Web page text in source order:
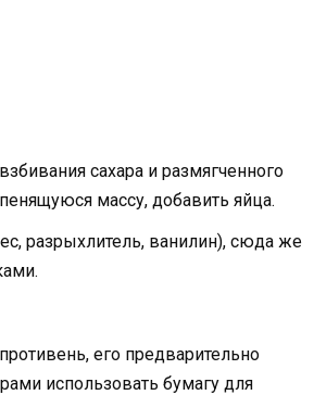
сахара и размягченного
массу, добавить яйца.
разрыхлитель, ванилин), сюда же
его предварительно
использовать бумагу для